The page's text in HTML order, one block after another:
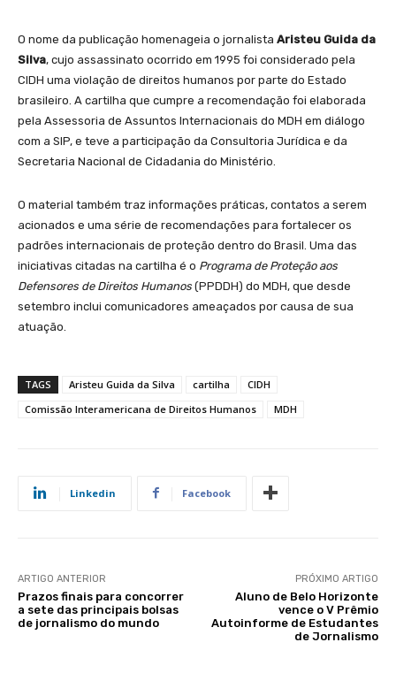
O nome da publicação homenageia o jornalista Aristeu Guida da
Silva, cujo assassinato ocorrido em 1995 foi considerado pela
CIDH uma violação de direitos humanos por parte do Estado
brasileiro. A cartilha que cumpre a recomendação foi elaborada
pela Assessoria de Assuntos Internacionais do MDH em diálogo
com a SIP, e teve a participação da Consultoria Jurídica e da
Secretaria Nacional de Cidadania do Ministério.
O material também traz informações práticas, contatos a serem
acionados e uma série de recomendações para fortalecer os
padrões internacionais de proteção dentro do Brasil. Uma das
iniciativas citadas na cartilha é o Programa de Proteção aos
Defensores de Direitos Humanos (PPDDH) do MDH, que desde
setembro inclui comunicadores ameaçados por causa de sua
atuação.
TAGS Aristeu Guida da Silva cartilha
CIDH
Comissão Interamericana de Direitos Humanos
MDH
Linkedin Facebook
ARTIGO ANTERIOR
Prazos finais para concorrer
a sete das principais bolsas
de jornalismo do mundo
PRÓXIMO ARTIGO
Aluno de Belo Horizonte
vence o V Prêmio
Autoinforme de Estudantes
de Jornalismo